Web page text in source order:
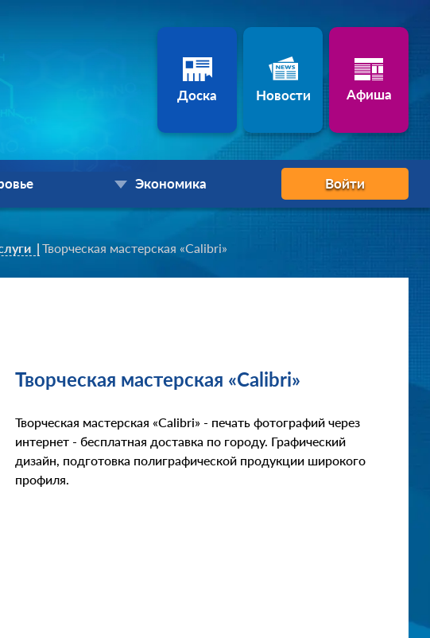
Доска Новости Афиша
Экономика Войти
Творческая мастерская «Calibri»
Творческая мастерская «Calibri»
Творческая мастерская «Calibri» - печать фотографий через
интернет - бесплатная доставка по городу. Графический
дизайн, подготовка полиграфической продукции широкого
профиля.